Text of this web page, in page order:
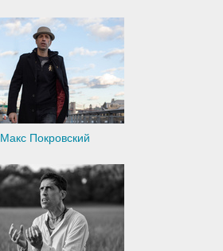
Макс Покровский